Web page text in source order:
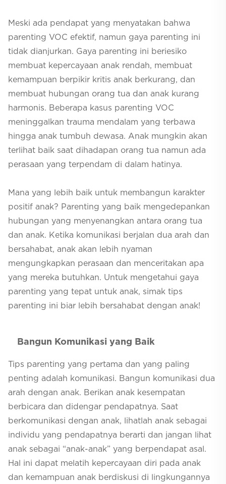
Meski ada pendapat yang menyatakan bahwa
parenting VOC efektif, namun gaya parenting ini
tidak dianjurkan. Gaya parenting ini beriesiko
membuat kepercayaan anak rendah, membuat
kemampuan berpikir kritis anak berkurang, dan
membuat hubungan orang tua dan anak kurang
harmonis. Beberapa kasus parenting VOC
meninggalkan trauma mendalam yang terbawa
hingga anak tumbuh dewasa. Anak mungkin akan
terlihat baik saat dihadapan orang tua namun ada
perasaan yang terpendam di dalam hatinya.
Mana yang lebih baik untuk membangun karakter
positif anak? Parenting yang baik mengedepankan
hubungan yang menyenangkan antara orang tua
dan anak. Ketika komunikasi berjalan dua arah dan
bersahabat, anak akan lebih nyaman
mengungkapkan perasaan dan menceritakan apa
yang mereka butuhkan. Untuk mengetahui gaya
parenting yang tepat untuk anak, simak tips
parenting ini biar lebih bersahabat dengan anak!
Bangun Komunikasi yang Baik
Tips parenting yang pertama dan yang paling
penting adalah komunikasi. Bangun komunikasi dua
arah dengan anak. Berikan anak kesempatan
berbicara dan didengar pendapatnya. Saat
berkomunikasi dengan anak, lihatlah anak sebagai
individu yang pendapatnya berarti dan jangan lihat
anak sebagai “anak-anak” yang berpendapat asal.
Hal ini dapat melatih kepercayaan diri pada anak
dan kemampuan anak berdiskusi di lingkungannya